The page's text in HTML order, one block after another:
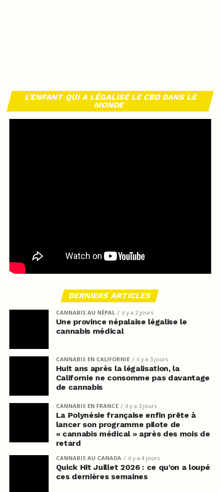
L’ENFANT QUI A LÉGALISÉ LE CBD DANS LE
MONDE
DERNIERS ARTICLES
CANNABIS AU NÉPAL il y a 2 jours
Une province népalaise légalise le
cannabis médical
CANNABIS EN CALIFORNIE il y a 3 jours
Huit ans après la légalisation, la
Californie ne consomme pas davantage
de cannabis
CANNABIS EN FRANCE il y a 3 jours
La Polynésie française enfin prête à
lancer son programme pilote de
« cannabis médical » après des mois de
retard
CANNABIS AU CANADA il y a 4 jours
Quick Hit Juillet 2026 : ce qu’on a loupé
ces dernières semaines